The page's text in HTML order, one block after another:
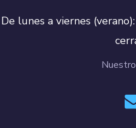
De lunes a viernes